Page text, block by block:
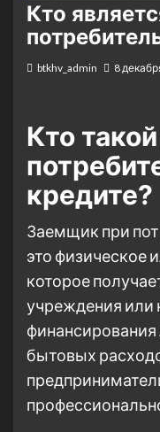
Кто
btkhv_admin 8
Кто
кредите?
Заемщик при
это физическое
которое
учреждения или
бытовых